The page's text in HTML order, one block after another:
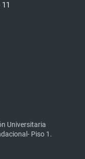
Universitaria
Piso 1.